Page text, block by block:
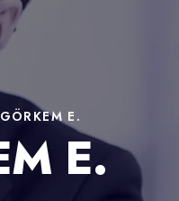
GÖRKEM E.
E.